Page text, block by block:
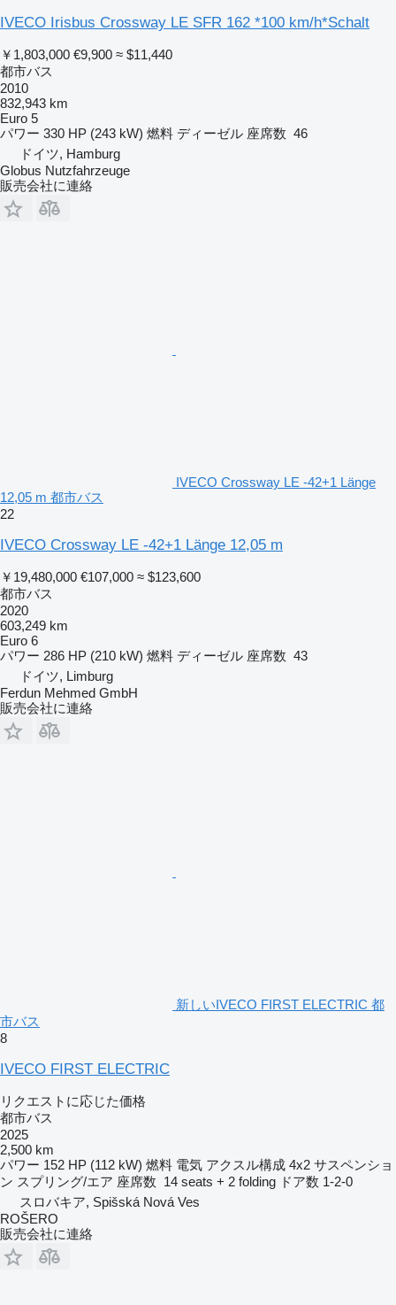
IVECO Irisbus Crossway LE SFR 162 *100 km/h*Schalt
￥1,803,000 €9,900 ≈ $11,440
都市バス
2010
832,943 km
Euro 5
パワー 330 HP (243 kW) 燃料 ディーゼル 座席数 46
ドイツ, Hamburg
Globus Nutzfahrzeuge
販売会社に連絡
IVECO Crossway LE -42+1 Länge
12,05 m 都市バス
22
IVECO Crossway LE -42+1 Länge 12,05 m
￥19,480,000 €107,000 ≈ $123,600
都市バス
2020
603,249 km
Euro 6
パワー 286 HP (210 kW) 燃料 ディーゼル 座席数 43
ドイツ, Limburg
Ferdun Mehmed GmbH
販売会社に連絡
新しいIVECO FIRST ELECTRIC 都
市バス
8
IVECO FIRST ELECTRIC
リクエストに応じた価格
都市バス
2025
2,500 km
パワー 152 HP (112 kW) 燃料 電気 アクスル構成 4x2 サスペンショ
ン スプリング/エア 座席数 14 seats + 2 folding ドア数 1-2-0
スロバキア, Spišská Nová Ves
ROŠERO
販売会社に連絡